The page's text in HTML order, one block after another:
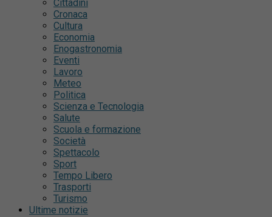
Cittadini
Cronaca
Cultura
Economia
Enogastronomia
Eventi
Lavoro
Meteo
Politica
Scienza e Tecnologia
Salute
Scuola e formazione
Società
Spettacolo
Sport
Tempo Libero
Trasporti
Turismo
Ultime notizie